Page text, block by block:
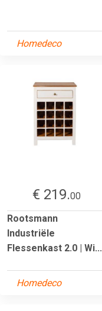
Homedeco
€ 219.00
Rootsmann
Industriële
Flessenkast 2.0 | Wi...
Homedeco